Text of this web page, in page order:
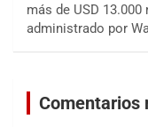
más de USD
administrado por
Comentarios